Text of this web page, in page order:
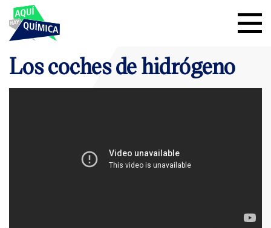
Los coches de hidrógeno